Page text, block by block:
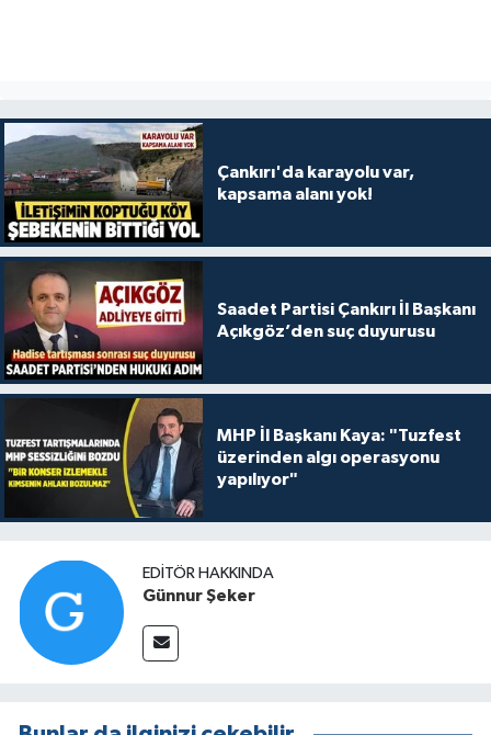
Çankırı'da karayolu var,
kapsama alanı yok!
Saadet Partisi Çankırı İl Başkanı
Açıkgöz’den suç duyurusu
MHP İl Başkanı Kaya: "Tuzfest
üzerinden algı operasyonu
yapılıyor"
EDITÖR HAKKINDA
Günnur Şeker